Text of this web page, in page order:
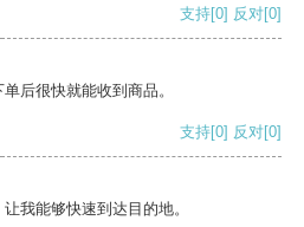
支持[0] 反对[0]
后很快就能收到商品。
支持[0] 反对[0]
我能够快速到达目的地。